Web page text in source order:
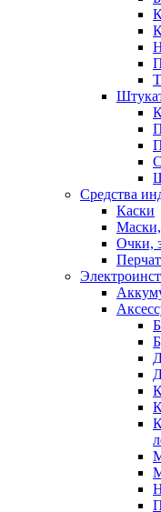
Средства
Каски
Очки,